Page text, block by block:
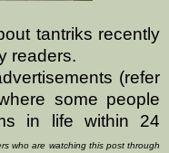
tantriks recently
readers.
(refer
some people
in life within 24
who are watching this post through